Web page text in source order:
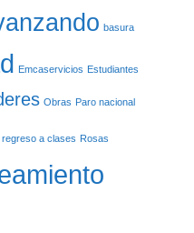
basura
Emcaservicios Estudiantes
Obras Paro nacional
regreso a clases Rosas